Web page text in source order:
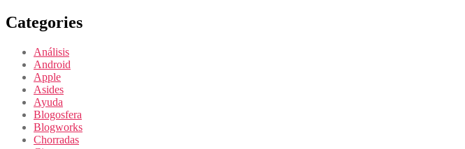
Categories
Análisis
Android
Apple
Asides
Ayuda
Blogosfera
Blogworks
Chorradas